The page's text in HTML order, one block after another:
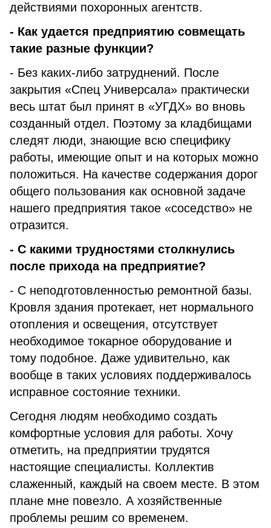
действиями похоронных агентств.
- Как удается предприятию совмещать
такие разные функции?
- Без каких-либо затруднений. После
закрытия «Спец Универсала» практически
весь штат был принят в «УГДХ» во вновь
созданный отдел. Поэтому за кладбищами
следят люди, знающие всю специфику
работы, имеющие опыт и на которых можно
положиться. На качестве содержания дорог
общего пользования как основной задаче
нашего предприятия такое «соседство» не
отразится.
- С какими трудностями столкнулись
после прихода на предприятие?
- С неподготовленностью ремонтной базы.
Кровля здания протекает, нет нормального
отопления и освещения, отсутствует
необходимое токарное оборудование и
тому подобное. Даже удивительно, как
вообще в таких условиях поддерживалось
исправное состояние техники.
Сегодня людям необходимо создать
комфортные условия для работы. Хочу
отметить, на предприятии трудятся
настоящие специалисты. Коллектив
слаженный, каждый на своем месте. В этом
плане мне повезло. А хозяйственные
проблемы решим со временем.